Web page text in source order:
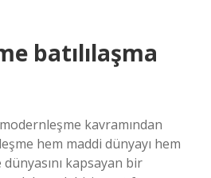
batılılaşma
kavramından
hem maddi dünyayı hem
kapsayan bir